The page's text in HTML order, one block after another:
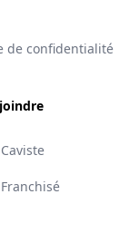
de confidentialité